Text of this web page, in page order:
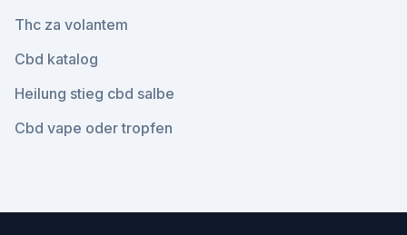
Thc za volantem
Cbd katalog
Heilung stieg cbd salbe
Cbd vape oder tropfen